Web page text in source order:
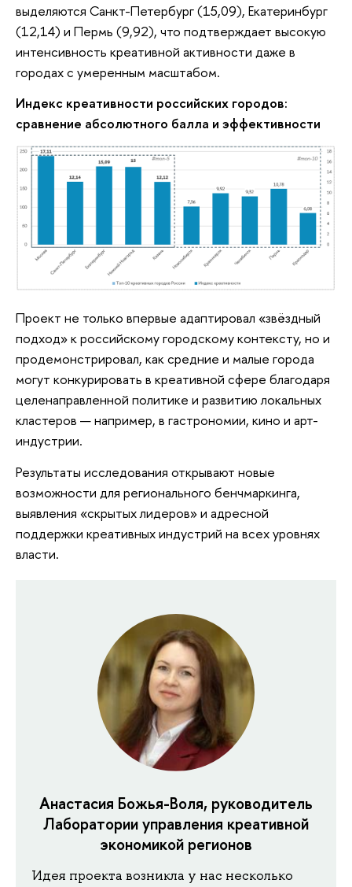
выделяются Санкт-Петербург (15,09), Екатеринбург
(12,14) и Пермь (9,92), что подтверждает высокую
интенсивность креативной активности даже в
городах с умеренным масштабом.
Индекс креативности российских городов:
сравнение абсолютного балла и эффективности
Проект не только впервые адаптировал «звёздный
подход» к российскому городскому контексту, но и
продемонстрировал, как средние и малые города
могут конкурировать в креативной сфере благодаря
целенаправленной политике и развитию локальных
кластеров — например, в гастрономии, кино и арт-
индустрии.
Результаты исследования открывают новые
возможности для регионального бенчмаркинга,
выявления «скрытых лидеров» и адресной
поддержки креативных индустрий на всех уровнях
власти.
Анастасия Божья-Воля, руководитель
Лаборатории управления креативной
экономикой регионов
Идея проекта возникла у нас несколько